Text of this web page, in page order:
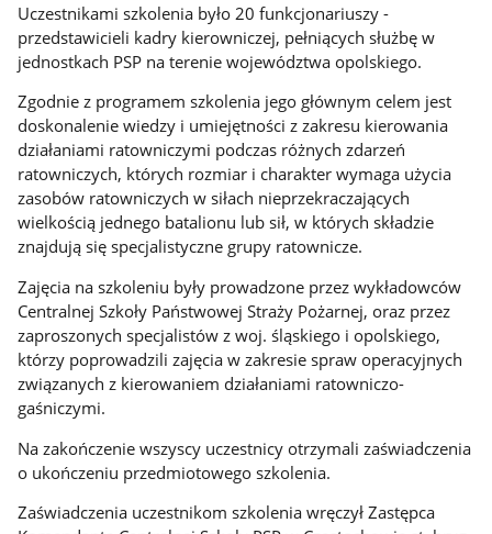
Uczestnikami szkolenia było 20 funkcjonariuszy -
przedstawicieli kadry kierowniczej, pełniących służbę w
jednostkach PSP na terenie województwa opolskiego.
Zgodnie z programem szkolenia jego głównym celem jest
doskonalenie wiedzy i umiejętności z zakresu kierowania
działaniami ratowniczymi podczas różnych zdarzeń
ratowniczych, których rozmiar i charakter wymaga użycia
zasobów ratowniczych w siłach nieprzekraczających
wielkością jednego batalionu lub sił, w których składzie
znajdują się specjalistyczne grupy ratownicze.
Zajęcia na szkoleniu były prowadzone przez wykładowców
Centralnej Szkoły Państwowej Straży Pożarnej, oraz przez
zaproszonych specjalistów z woj. śląskiego i opolskiego,
którzy poprowadzili zajęcia w zakresie spraw operacyjnych
związanych z kierowaniem działaniami ratowniczo-
gaśniczymi.
Na zakończenie wszyscy uczestnicy otrzymali zaświadczenia
o ukończeniu przedmiotowego szkolenia.
Zaświadczenia uczestnikom szkolenia wręczył Zastępca